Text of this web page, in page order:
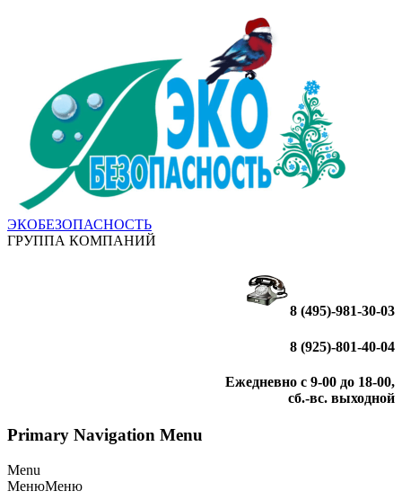
ЭКОБЕЗОПАСНОСТЬ
ГРУППА КОМПАНИЙ
8 (495)-981-30-03
8 (925)-801-40-04
Ежедневно с 9-00 до 18-00,
сб.-вс. выходной
Primary Navigation Menu
Menu
МенюМеню